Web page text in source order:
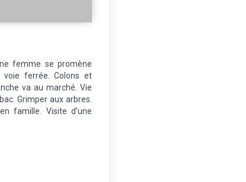
femme se promène
ferrée. Colons et
va au marché. Vie
Grimper aux arbres.
famille. Visite d'une